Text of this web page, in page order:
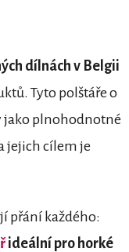
dílnách v Belgii
Tyto polštáře o
jako plnohodnotné
jejich cílem je
přání každého:
ideální pro horké